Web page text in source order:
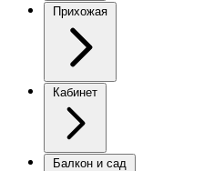
Прихожая
Кабинет
Балкон и сад